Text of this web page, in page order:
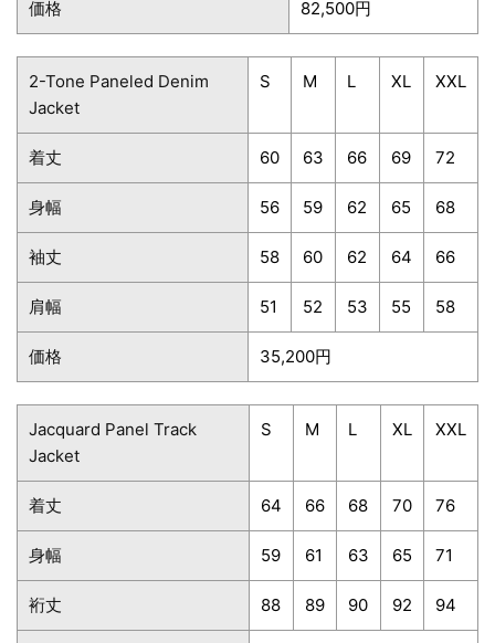
価格 82,500円
2-Tone Paneled Denim
Jacket
S M L XL XXL
着丈 60 63 66 69 72
身幅 56 59 62 65 68
袖丈 58 60 62 64 66
肩幅 51 52 53 55 58
価格 35,200円
Jacquard Panel Track
Jacket
S M L XL XXL
着丈 64 66 68 70 76
身幅 59 61 63 65 71
裄丈 88 89 90 92 94